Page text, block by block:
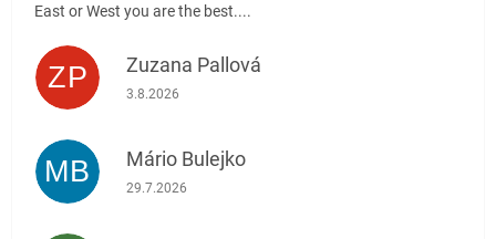
East or West you are the best....
ZP Zuzana Pallová
Hodnotenie obchodu je 5 z 5 hviezdičiek.
3.8.2026
MB Mário Bulejko
Hodnotenie obchodu je 5 z 5 hviezdičiek.
29.7.2026